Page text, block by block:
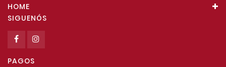
HOME
SIGUENÓS
PAGOS